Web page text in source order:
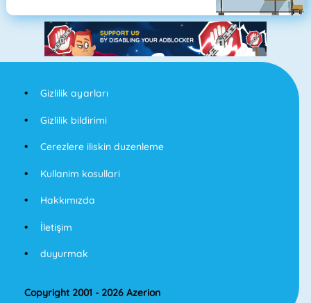
Gizlilik ayarları
Gizlilik bildirimi
Cerezlere iliskin duzenleme
Kullanim kosullari
Hakkımızda
İletişim
duyurmak
Copyright 2001 - 2026 Azerion